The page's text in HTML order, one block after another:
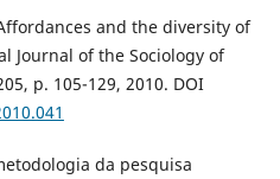
and the diversity of
Journal of the Sociology of
p. 105-129, 2010. DOI
da pesquisa